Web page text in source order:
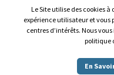
Afrique7,
Proudly powered by
Le Site utilise des cookies
expérience utilisateur et vous
centres d’intérêts. Nous
politique
En